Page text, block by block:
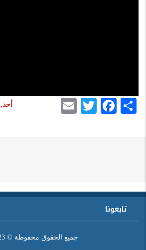
Share
Facebook
Twitter أحد, 19/02/2023 - 12:07
تابعونا
جميع الحقوق محفوظة © 2023